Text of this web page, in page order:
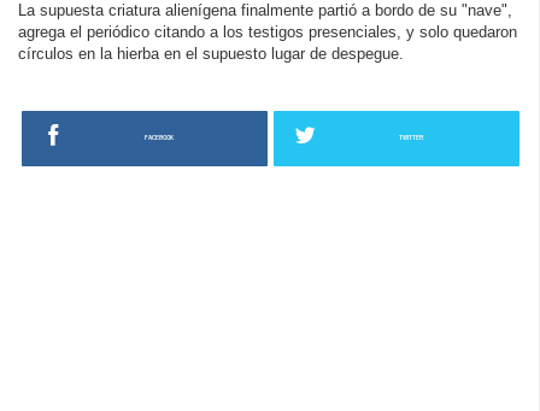
La supuesta criatura alienígena finalmente partió a bordo de su "nave",
agrega el periódico citando a los testigos presenciales, y solo quedaron
círculos en la hierba en el supuesto lugar de despegue.
FACEBOOK TWITTER